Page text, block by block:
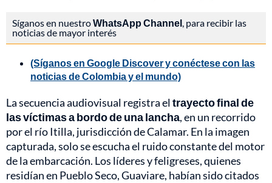
Síganos en nuestroWhatsApp Channel , para recibir las
noticias de mayor interés
(Síganos en Google Discover y conéctese con las
noticias de Colombia y el mundo)
La secuencia audiovisual registra eltrayecto final de
las víctimas a bordo de una lancha, en un recorrido
por el río Itilla, jurisdicción de Calamar. En la imagen
capturada, solo se escucha el ruido constante del motor
de la embarcación. Los líderes y feligreses, quienes
residían en Pueblo Seco, Guaviare, habían sido citados